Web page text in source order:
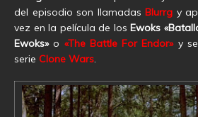
del episodio son llamadas Blurrg y
vez en la película de los Ewoks
Ewoks»o «The Battle For Endor»y
serie Clone Wars.